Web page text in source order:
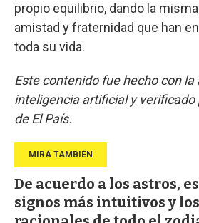
propio equilibrio, dando la
amistad y fraternidad que han
toda su vida.
Este contenido fue hecho con la
inteligencia artificial y verificado
de El País.
De acuerdo a los astros,
signos más intuitivos y